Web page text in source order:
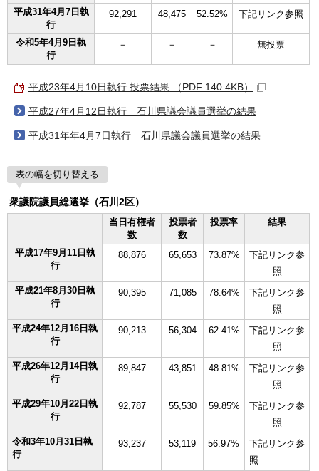
平成31年4月7日執
行
92,291 48,475 52.52% 下記リンク参照
令和5年4月9日執
行
－ － － 無投票
平成23年4月10日執行 投票結果 （PDF 140.4KB）
平成27年4月12日執行 石川県議会議員選挙の結果
平成31年年4月7日執行 石川県議会議員選挙の結果
表の幅を切り替える
衆議院議員総選挙（石川2区）
当日有権者
数
投票者
数
投票率 結果
平成17年9月11日執
行
88,876 65,653 73.87%
下記リンク参
照
平成21年8月30日執
行
90,395 71,085 78.64%
下記リンク参
照
平成24年12月16日執
行
90,213 56,304 62.41%
下記リンク参
照
平成26年12月14日執
行
89,847 43,851 48.81%
下記リンク参
照
平成29年10月22日執
行
92,787 55,530 59.85%
下記リンク参
照
令和3年10月31日執
行
93,237 53,119 56.97%
下記リンク参
照